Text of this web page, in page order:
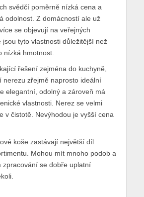
svědčí poměrně nízká cena a
odolnost. Z domácností ale už
se objevují na veřejných
jsou tyto vlastnosti důležitější než
nízká hmotnost.
řešení zejména do kuchyně,
nerezu zřejmě naprosto ideální
elegantní, odolný a zároveň má
vlastnosti. Nerez se velmi
v čistotě. Nevýhodou je vyšší cena
koše zastávají největší díl
Mohou mít mnoho podob a
zpracování se dobře uplatní